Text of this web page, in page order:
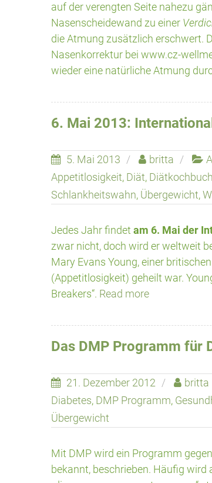
auf der verengten Seite nahezu
Nasenscheidewand zu einer
die Atmung zusätzlich erschwert.
Nasenkorrektur bei www.cz-
wieder eine natürliche Atmung
6. Mai 2013:
5. Mai 2013 britta
Appetitlosigkeit, Diät, Diätkochbuch
Schlankheitswahn, Übergewicht,
Jedes Jahr findet am 6. Mai der
zwar nicht, doch wird er weltweit
Mary Evans Young, einer
(Appetitlosigkeit) geheilt war.
Breakers“. Read more
Das DMP Programm für
21. Dezember 2012 britta
Diabetes, DMP Programm,
Übergewicht
Mit DMP wird ein Programm gegen
bekannt, beschrieben. Häufig wird